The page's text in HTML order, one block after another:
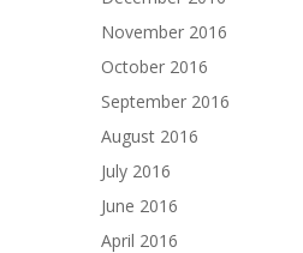
November 2016
October 2016
September 2016
August 2016
July 2016
June 2016
April 2016